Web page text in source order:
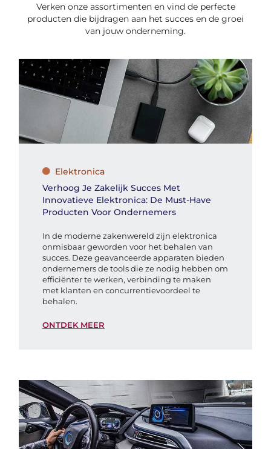
Verken onze assortimenten en vind de perfecte
producten die bijdragen aan het succes en de groei
van jouw onderneming.
Elektronica
Verhoog Je Zakelijk Succes Met
Innovatieve Elektronica: De Must-Have
Producten Voor Ondernemers
In de moderne zakenwereld zijn elektronica
onmisbaar geworden voor het behalen van
succes. Deze geavanceerde apparaten bieden
ondernemers de tools die ze nodig hebben om
efficiënter te werken, verbinding te maken
met klanten en concurrentievoordeel te
behalen.
ONTDEK MEER